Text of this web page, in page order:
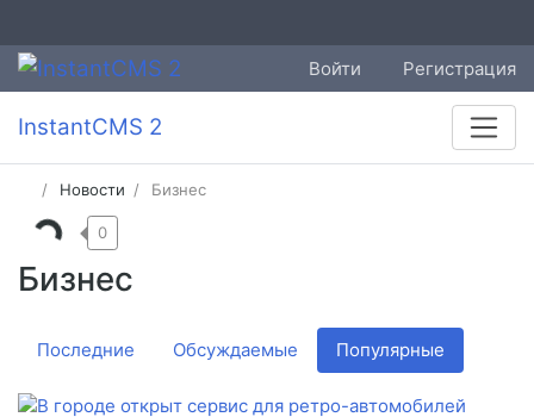
Войти Регистрация
InstantCMS 2
Новости Бизнес
Бизнес
0
Последние Обсуждаемые Популярные